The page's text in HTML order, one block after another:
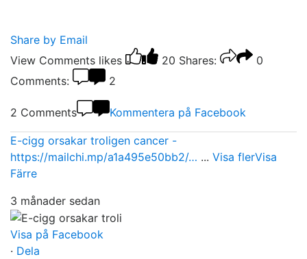
Share by Email
View Comments likes 20 Shares:
0
Comments:
2
2 Comments Kommentera på Facebook
E-cigg orsakar troligen cancer -
https://mailchi.mp/a1a495e50bb2/… ... Visa flerVisa
Färre
3 månader sedan
Visa på Facebook
· Dela